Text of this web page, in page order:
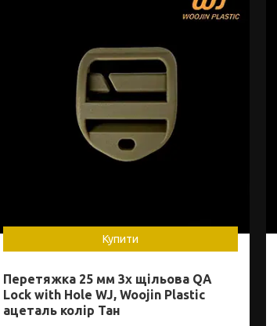
Купити
Перетяжка 25 мм 3х щільова QA
Lock with Hole WJ, Woojin Plastic
ацеталь колір Тан